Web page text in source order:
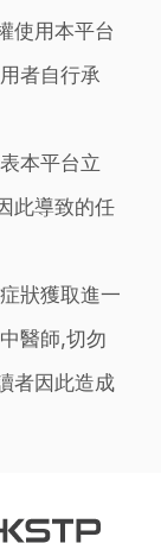
使用本平台
者自行承
本平台立
此導致的任
狀獲取進一
醫師,切勿
者因此造成